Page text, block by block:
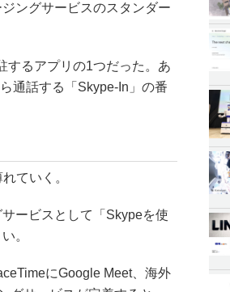
ングサービスのスタンダー
するアプリの1つだった。あ
通話する「Skype-In」の番
ていく。
ービスとして「Skypeを使
。
にGoogle Meet、海外